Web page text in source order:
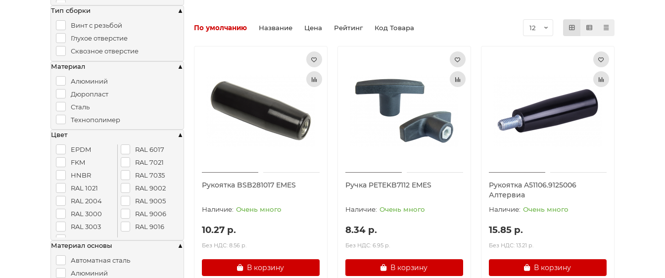
Ручки овальные
Тип сборки
Винт с резьбой
Глухое отверстие
Сквозное отверстие
Материал
Алюминий
Дюропласт
Сталь
Технополимер
Цвет
EPDM
FKM
HNBR
RAL 1021
RAL 2004
RAL 3000
RAL 3003
RAL 5024
RAL 6017
RAL 7021
RAL 7035
RAL 9002
RAL 9005
RAL 9006
RAL 9016
Материал основы
Автоматная сталь
Алюминий
По умолчанию Название Цена Рейтинг Код Товара
Рукоятка BSB281017 EMES
Очень много
10.27 р.
Без НДС: 8.56 р.
В корзину
Ручка PETEKB7112 EMES
Очень много
8.34 р.
Без НДС: 6.95 р.
В корзину
Рукоятка A51106.9125006
Алтервиа
Очень много
15.85 р.
Без НДС: 13.21 р.
В корзину